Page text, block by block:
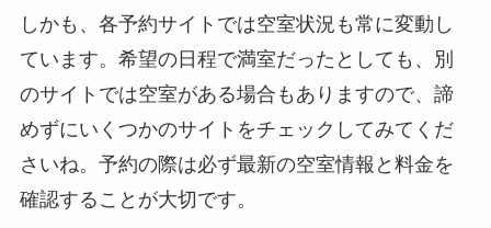
しかも、各予約サイトでは空室状況も常に変動し
ています。希望の日程で満室だったとしても、別
のサイトでは空室がある場合もありますので、諦
めずにいくつかのサイトをチェックしてみてくだ
さいね。予約の際は必ず最新の空室情報と料金を
確認することが大切です。